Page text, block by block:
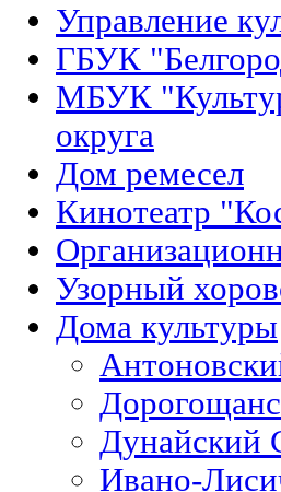
Управление
ГБУК
МБУК
округа
Дом ремесел
Кинотеатр
Узорный
Дома культуры
Ивано-